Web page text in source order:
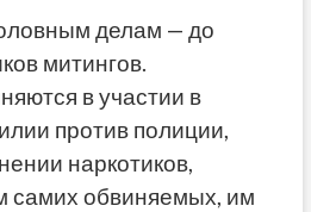
делам — до
митингов.
в участии в
против полиции,
наркотиков,
самих обвиняемых, им